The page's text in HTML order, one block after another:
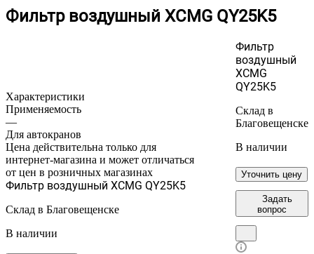
Фильтр воздушный XCMG QY25K5
Фильтр
воздушный
XCMG
QY25K5
Склад в
Благовещенске
В наличии
Уточнить цену
Задать
вопрос
Характеристики
Применяемость
—
Для автокранов
Цена действительна только для
интернет-магазина и может отличаться
от цен в розничных магазинах
Фильтр воздушный XCMG QY25K5
Склад в Благовещенске
В наличии